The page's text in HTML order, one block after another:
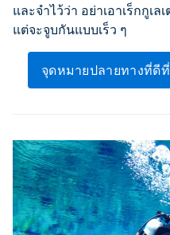
และจำไว้ว่า อย่าเอาเร็กกูเ
แต่จะจูบกันแบบเร็ว ๆ
จุดหมายปลายทางที่ดี